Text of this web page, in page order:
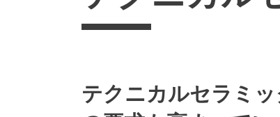
テクニカルセラミ